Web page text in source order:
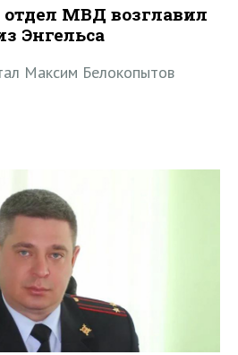
МВД возглавил
Энгельса
Максим Белокопытов